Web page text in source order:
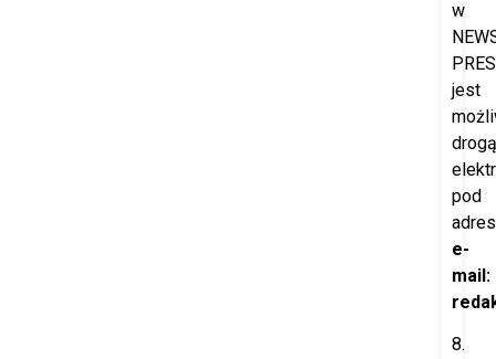
w
jest
drogą
pod
e-
mail:
8.